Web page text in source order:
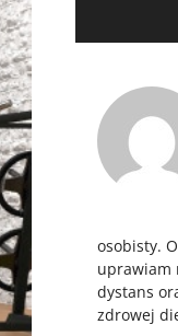
osobisty.
uprawiam
dystans
zdrowej